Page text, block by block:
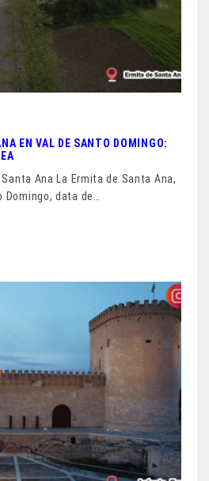
EN VAL DE SANTO DOMINGO:
Ana La Ermita de Santa Ana,
Domingo, data de…